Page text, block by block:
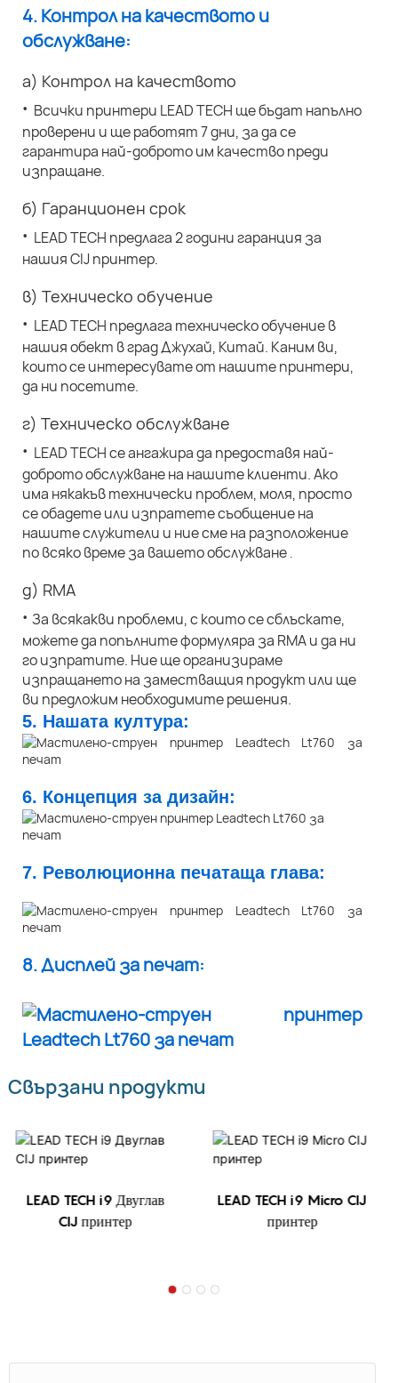
4. Контрол на качеството и
обслужване:
а) Контрол на качеството
· Всички принтери LEAD TECH ще бъдат напълно
проверени и ще работят 7 дни, за да се
гарантира най-доброто им качество преди
изпращане.
б) Гаранционен срок
· LEAD TECH предлага 2 години гаранция за
нашия CIJ принтер.
в) Техническо обучение
· LEAD TECH предлага техническо обучение в
нашия обект в град Джухай, Китай. Каним ви,
които се интересувате от нашите принтери,
да ни посетите.
г) Техническо обслужване
· LEAD TECH се ангажира да предоставя най-
доброто обслужване на нашите клиенти. Ако
има някакъв технически проблем, моля, просто
се обадете или изпратете съобщение на
нашите служители и ние сме на разположение
по всяко време за вашето обслужване .
д) RMA
· За всякакви проблеми, с които се сблъскате,
можете да попълните формуляра за RMA и да ни
го изпратите. Ние ще организираме
изпращането на заместващия продукт или ще
ви предложим необходимите решения.
5. Нашата култура:
6. Концепция за дизайн:
7. Революционна печатаща глава:
8. Дисплей за печат:
Свързани продукти
LEAD TECH i9 Двуглав
CIJ принтер
LEAD TECH i9 Micro CIJ
принтер